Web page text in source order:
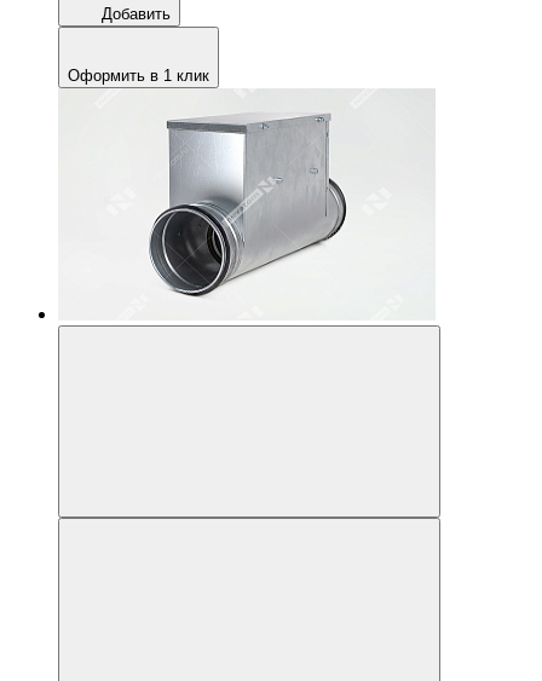
Добавить
Оформить в 1 клик